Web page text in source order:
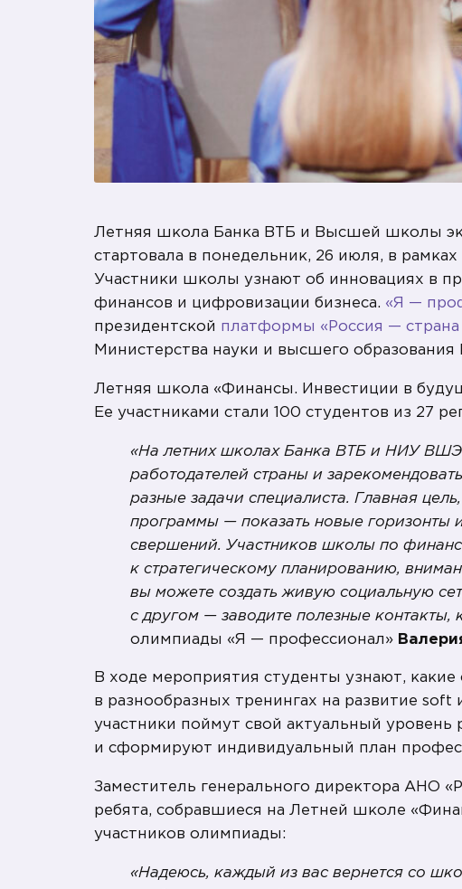
Летняя школа Банка ВТБ и Высшей школы
стартовала в понедельник, 26 июля, в
Участники школы узнают об инновациях в
финансов и цифровизации бизнеса. «Я —
президентской платформы «Россия —
Министерства науки и высшего образования
Летняя школа «Финансы. Инвестиции в
Ее участниками стали 100 студентов из 27
«На летних школах Банка ВТБ и НИУ ВШЭ
работодателей страны и
разные задачи специалиста. Главная
программы — показать новые горизонты
свершений. Участников школы по
к стратегическому планированию,
вы можете создать живую социальную
с другом — заводите полезные контакты,
олимпиады «Я — профессионал»
В ходе мероприятия студенты узнают,
в разнообразных тренингах на развитие
участники поймут свой актуальный
и сформируют индивидуальный план
Заместитель генерального директора АНО
ребята, собравшиеся на Летней школе
участников олимпиады:
«Надеюсь, каждый из вас вернется со